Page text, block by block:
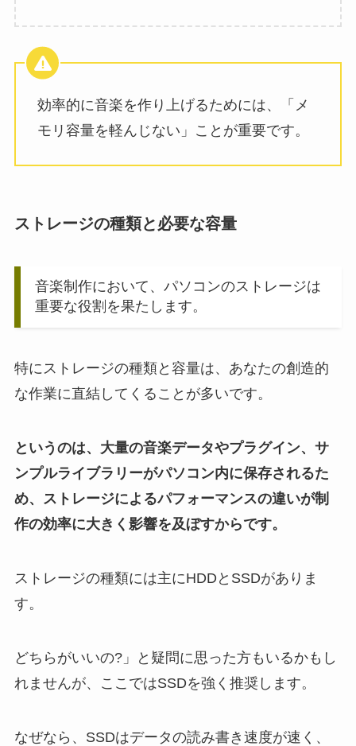
効率的に音楽を作り上げるためには、「メ
モリ容量を軽んじない」ことが重要です。
ストレージの種類と必要な容量
音楽制作において、パソコンのストレージは
重要な役割を果たします。
特にストレージの種類と容量は、あなたの創造的
な作業に直結してくることが多いです。
というのは、大量の音楽データやプラグイン、サ
ンプルライブラリーがパソコン内に保存されるた
め、ストレージによるパフォーマンスの違いが制
作の効率に大きく影響を及ぼすからです。
ストレージの種類には主にHDDとSSDがありま
す。
どちらがいいの?」と疑問に思った方もいるかもし
れませんが、ここではSSDを強く推奨します。
なぜなら、SSDはデータの読み書き速度が速く、